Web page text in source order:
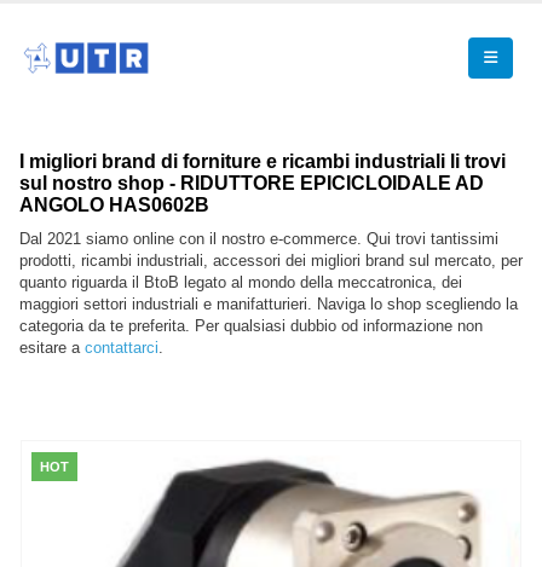
I migliori brand di forniture e ricambi industriali li trovi
sul nostro shop - RIDUTTORE EPICICLOIDALE AD
ANGOLO HAS0602B
Dal 2021 siamo online con il nostro e-commerce. Qui trovi tantissimi
prodotti, ricambi industriali, accessori dei migliori brand sul mercato, per
quanto riguarda il BtoB legato al mondo della meccatronica, dei
maggiori settori industriali e manifatturieri. Naviga lo shop scegliendo la
categoria da te preferita. Per qualsiasi dubbio od informazione non
esitare a contattarci.
HOT